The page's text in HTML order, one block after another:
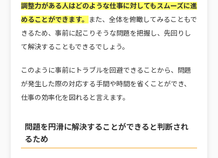
調整力がある人はどのような仕事に対してもスムーズに進
めることができます。
また、全体を俯瞰してみることもで
きるため、事前に起こりそうな問題を把握し、先回りし
て解決することもできるでしょう。
このように事前にトラブルを回避できることから、問題
が発生した際の対応する手間や時間を省くことができ、
仕事の効率化を図れると言えます。
問題を円滑に解決することができると判断され
るため